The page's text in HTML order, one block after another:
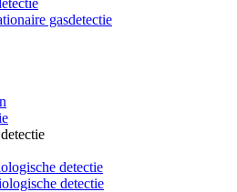
gasdetectie
detectie
detectie